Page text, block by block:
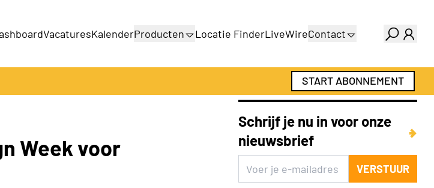
VacaturesKalenderProducten
Productengids
Locatie FinderLiveWireContact
Adverteren
Abonnementen
START ABONNEMENT
Week voor
Schrijf je nu in voor onze
nieuwsbrief
VERSTUUR